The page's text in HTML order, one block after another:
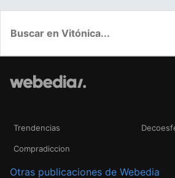
Trendencias
Compradiccion
Otras publicaciones de Webedia